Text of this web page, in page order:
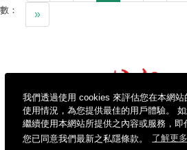
我們透過使用 cookies 來評估您在本網站
使用情況，為您提供最佳的用戶體驗。
繼續使用本網站所提供之內容或服務，即
您已同意我們最新之私隱條款。
了解更多
數：
»
信報財經新聞有限公司版權所
Copyright © 2026 Hong Kong